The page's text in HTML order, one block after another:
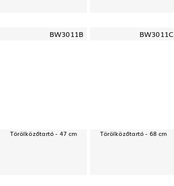
BW3011B
Törölközőtartó - 47 cm
BW3011C
Törölközőtartó - 68 cm